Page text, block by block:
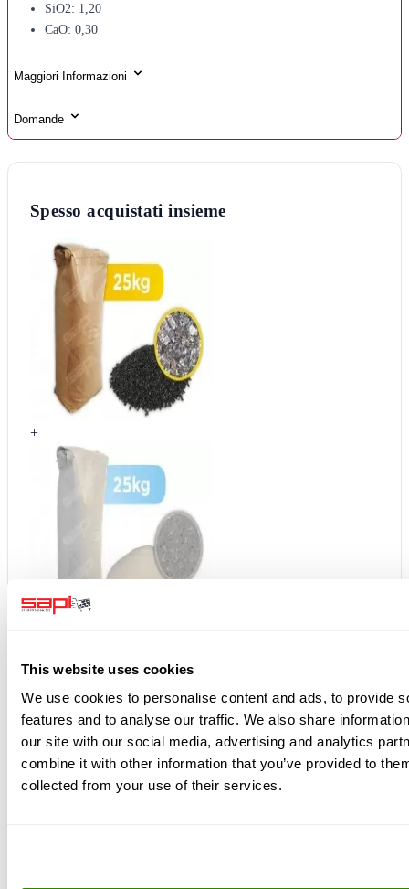
This website uses cookies
We use cookies to personalise content and ads, to provide
features and to analyse our traffic. We also share
our site with our social media, advertising and analytics
combine it with other information that you’ve provided to
collected from your use of their services.
SiO2: 1,20
CaO: 0,30
Maggiori Informazioni
Domande
Spesso acquistati insieme
+